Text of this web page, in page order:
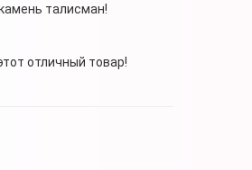
талисман!
отличный товар!